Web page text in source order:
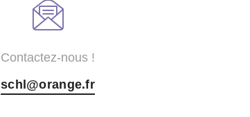
Contactez-nous !
schl@orange.fr